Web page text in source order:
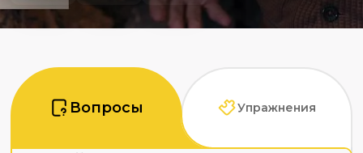
Вопросы Упражнения